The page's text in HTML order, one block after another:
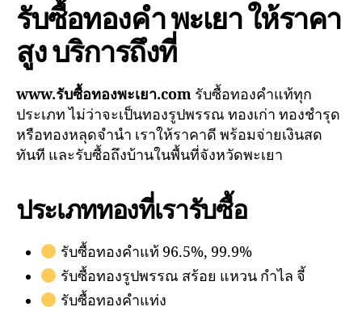
รับซื้อทองคำ พะเยา ให้ราคา
สูง บริการถึงที่
www.รับซื้อทองพะเยา.com รับซื้อทองคำแท้ทุก
ประเภท ไม่ว่าจะเป็นทองรูปพรรณ ทองเก่า ทองชำรุด
หรือทองหลุดจำนำ เราให้ราคาดี พร้อมจ่ายเงินสด
ทันที และรับซื้อถึงบ้านในพื้นที่จังหวัดพะเยา
ประเภททองที่เรารับซื้อ
รับซื้อทองคำแท้ 96.5%, 99.9%
รับซื้อทองรูปพรรณ สร้อย แหวน กำไล จี้
รับซื้อทองคำแท่ง